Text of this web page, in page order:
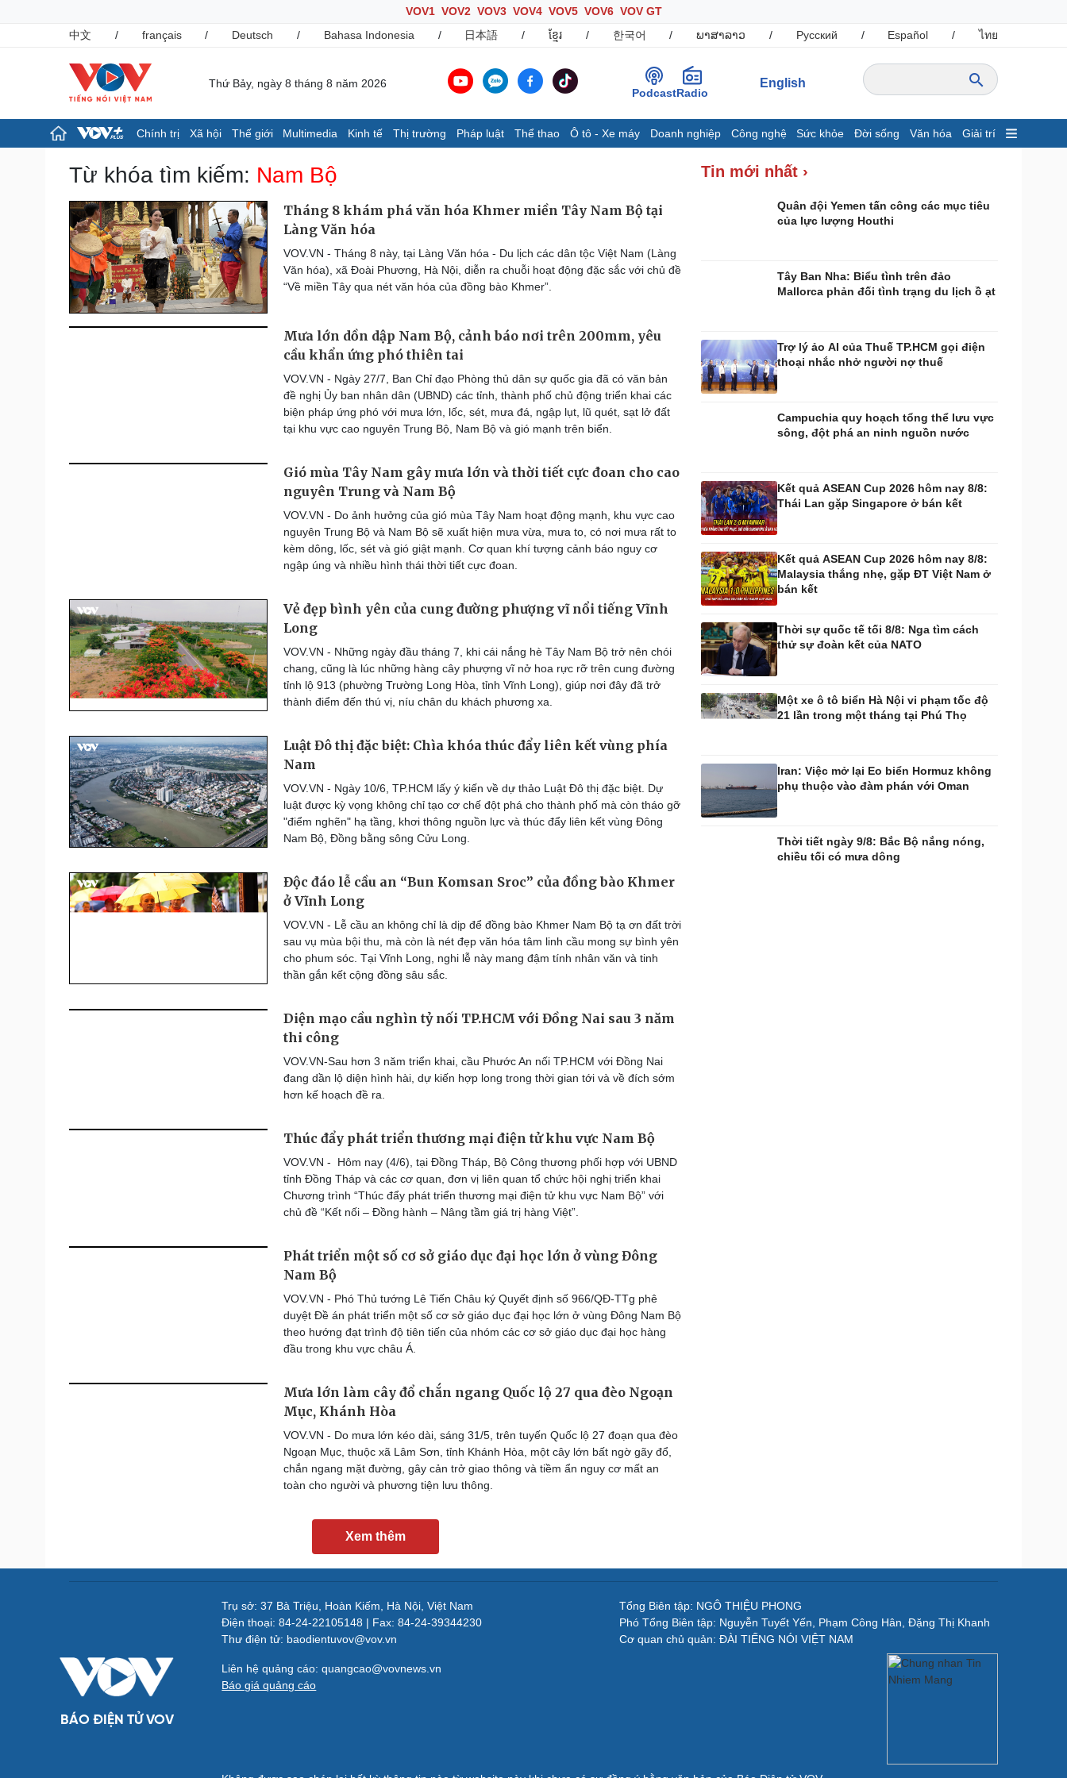
VOV1 VOV2 VOV3 VOV4 VOV5 VOV6 VOV GT
中文
/ français / Deutsch / Bahasa Indonesia / 日本語 / ខ្មែរ / 한국어 / ພາສາລາວ / Русский / Español / ไทย
Thứ Bảy, ngày 8 tháng 8 năm 2026
PodcastRadio
English
Chính trị Xã hội Thế giới Multimedia Kinh tế Thị trường Pháp luật Thể thao Ô tô - Xe máy Doanh nghiệp Công nghệ Sức khỏe Đời sống Văn hóa Giải trí
Chính trị
Tổ chức nhân sự
Quốc hội
Nhận diện sự thật
Xã hội
Giáo dục
Dự báo thời tiết
Dấu ấn VOV
Việc làm
Biển đảo
Cuộc sống đó đây
Hồ sơ
Video
E-Magazine
Kinh tế
Tiêu dùng
Tỷ giá
Pháp luật
Thể thao
Bóng đá quốc tế
Bóng đá Việt Nam
Lịch thi đấu bóng đá
Hậu trường
Xe máy
Tư vấn
Doanh nghiệp 24h
Trải nghiệm
Chuyển đổi số
Sức khỏe
Sản phụ khoa
Nhi khoa
Phòng mạch online
Ăn sạch sống khỏe
Đời sống
Văn hóa
Sân khấu - Điện ảnh
Giải trí
Nghệ sĩ
Sao Việt
Du lịch
Tư vấn
check-in
Vũ khí
Việt Nam
Phân tích
Từ khóa tìm kiếm: Nam Bộ
Tháng 8 khám phá văn hóa Khmer miền Tây Nam Bộ tại
Làng Văn hóa
VOV.VN - Tháng 8 này, tại Làng Văn hóa - Du lịch các dân tộc Việt Nam (Làng
Văn hóa), xã Đoài Phương, Hà Nội, diễn ra chuỗi hoạt động đặc sắc với chủ đề
“Về miền Tây qua nét văn hóa của đồng bào Khmer”.
Mưa lớn dồn dập Nam Bộ, cảnh báo nơi trên 200mm, yêu
cầu khẩn ứng phó thiên tai
VOV.VN - Ngày 27/7, Ban Chỉ đạo Phòng thủ dân sự quốc gia đã có văn bản
đề nghị Ủy ban nhân dân (UBND) các tỉnh, thành phố chủ động triển khai các
biện pháp ứng phó với mưa lớn, lốc, sét, mưa đá, ngập lụt, lũ quét, sạt lở đất
tại khu vực cao nguyên Trung Bộ, Nam Bộ và gió mạnh trên biển.
Gió mùa Tây Nam gây mưa lớn và thời tiết cực đoan cho cao
nguyên Trung và Nam Bộ
VOV.VN - Do ảnh hưởng của gió mùa Tây Nam hoạt động mạnh, khu vực cao
nguyên Trung Bộ và Nam Bộ sẽ xuất hiện mưa vừa, mưa to, có nơi mưa rất to
kèm dông, lốc, sét và gió giật mạnh. Cơ quan khí tượng cảnh báo nguy cơ
ngập úng và nhiều hình thái thời tiết cực đoan.
Vẻ đẹp bình yên của cung đường phượng vĩ nổi tiếng Vĩnh
Long
VOV.VN - Những ngày đầu tháng 7, khi cái nắng hè Tây Nam Bộ trở nên chói
chang, cũng là lúc những hàng cây phượng vĩ nở hoa rực rỡ trên cung đường
tỉnh lộ 913 (phường Trường Long Hòa, tỉnh Vĩnh Long), giúp nơi đây đã trở
thành điểm đến thú vị, níu chân du khách phương xa.
Luật Đô thị đặc biệt: Chìa khóa thúc đẩy liên kết vùng phía
Nam
VOV.VN - Ngày 10/6, TP.HCM lấy ý kiến về dự thảo Luật Đô thị đặc biệt. Dự
luật được kỳ vọng không chỉ tạo cơ chế đột phá cho thành phố mà còn tháo gỡ
"điểm nghẽn" hạ tầng, khơi thông nguồn lực và thúc đẩy liên kết vùng Đông
Nam Bộ, Đồng bằng sông Cửu Long.
Độc đáo lễ cầu an “Bun Komsan Sroc” của đồng bào Khmer
ở Vĩnh Long
VOV.VN - Lễ cầu an không chỉ là dịp để đồng bào Khmer Nam Bộ tạ ơn đất trời
sau vụ mùa bội thu, mà còn là nét đẹp văn hóa tâm linh cầu mong sự bình yên
cho phum sóc. Tại Vĩnh Long, nghi lễ này mang đậm tính nhân văn và tinh
thần gắn kết cộng đồng sâu sắc.
Diện mạo cầu nghìn tỷ nối TP.HCM với Đồng Nai sau 3 năm
thi công
VOV.VN-Sau hơn 3 năm triển khai, cầu Phước An nối TP.HCM với Đồng Nai
đang dần lộ diện hình hài, dự kiến hợp long trong thời gian tới và về đích sớm
hơn kế hoạch đề ra.
Thúc đẩy phát triển thương mại điện tử khu vực Nam Bộ
VOV.VN - Hôm nay (4/6), tại Đồng Tháp, Bộ Công thương phối hợp với UBND
tỉnh Đồng Tháp và các cơ quan, đơn vị liên quan tổ chức hội nghị triển khai
Chương trình “Thúc đẩy phát triển thương mại điện tử khu vực Nam Bộ” với
chủ đề “Kết nối – Đồng hành – Nâng tầm giá trị hàng Việt”.
Phát triển một số cơ sở giáo dục đại học lớn ở vùng Đông
Nam Bộ
VOV.VN - Phó Thủ tướng Lê Tiến Châu ký Quyết định số 966/QĐ-TTg phê
duyệt Đề án phát triển một số cơ sở giáo dục đại học lớn ở vùng Đông Nam Bộ
theo hướng đạt trình độ tiên tiến của nhóm các cơ sở giáo dục đại học hàng
đầu trong khu vực châu Á.
Mưa lớn làm cây đổ chắn ngang Quốc lộ 27 qua đèo Ngoạn
Mục, Khánh Hòa
VOV.VN - Do mưa lớn kéo dài, sáng 31/5, trên tuyến Quốc lộ 27 đoạn qua đèo
Ngoạn Mục, thuộc xã Lâm Sơn, tỉnh Khánh Hòa, một cây lớn bất ngờ gãy đổ,
chắn ngang mặt đường, gây cản trở giao thông và tiềm ẩn nguy cơ mất an
toàn cho người và phương tiện lưu thông.
Xem thêm
Tin mới nhất ›
Quân đội Yemen tấn công các mục tiêu
của lực lượng Houthi
Tây Ban Nha: Biểu tình trên đảo
Mallorca phản đối tình trạng du lịch ồ ạt
Trợ lý ảo AI của Thuế TP.HCM gọi điện
thoại nhắc nhở người nợ thuế
Campuchia quy hoạch tổng thể lưu vực
sông, đột phá an ninh nguồn nước
Kết quả ASEAN Cup 2026 hôm nay 8/8:
Thái Lan gặp Singapore ở bán kết
Kết quả ASEAN Cup 2026 hôm nay 8/8:
Malaysia thắng nhẹ, gặp ĐT Việt Nam ở
bán kết
Thời sự quốc tế tối 8/8: Nga tìm cách
thử sự đoàn kết của NATO
Một xe ô tô biển Hà Nội vi phạm tốc độ
21 lần trong một tháng tại Phú Thọ
Iran: Việc mở lại Eo biển Hormuz không
phụ thuộc vào đàm phán với Oman
Thời tiết ngày 9/8: Bắc Bộ nắng nóng,
chiều tối có mưa dông
BÁO ĐIỆN TỬ VOV
Trụ sở: 37 Bà Triệu, Hoàn Kiếm, Hà Nội, Việt Nam
Điện thoại: 84-24-22105148 | Fax: 84-24-39344230
Thư điện tử: baodientuvov@vov.vn
Liên hệ quảng cáo: quangcao@vovnews.vn
Báo giá quảng cáo
Tổng Biên tập: NGÔ THIỆU PHONG
Phó Tổng Biên tập: Nguyễn Tuyết Yến, Phạm Công Hân, Đặng Thị Khanh
Cơ quan chủ quản: ĐÀI TIẾNG NÓI VIỆT NAM